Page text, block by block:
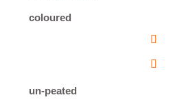
coloured
un-peated